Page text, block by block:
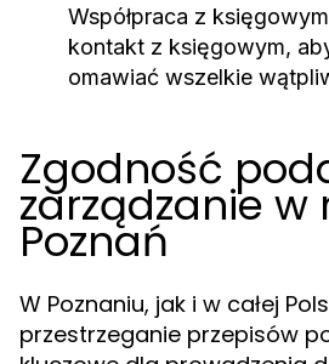
Współpraca z
kontakt z księgowym,
omawiać wszelkie
Zgodność
zarządzanie w
Poznań
W Poznaniu, jak i w całej
przestrzeganie przepisów